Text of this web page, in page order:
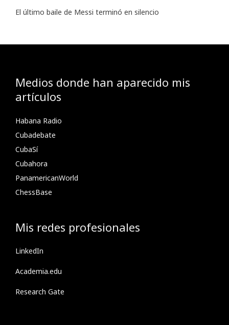
El último baile de Messi terminó en silencio
Medios donde han aparecido mis
artículos
Habana Radio
Cubadebate
CubaSí
Cubahora
PanamericanWorld
ChessBase
Mis redes profesionales
LinkedIn
Academia.edu
Research Gate